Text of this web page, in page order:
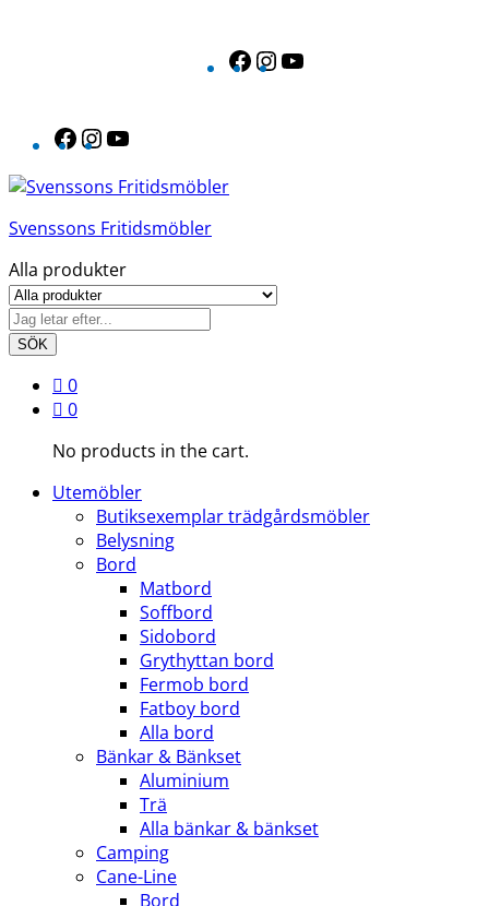
Facebook
Instagram
Facebook
Instagram
Svenssons Fritidsmöbler
Alla produkter
SÖK
0
0
No products in the cart.
Utemöbler
Butiksexemplar trädgårdsmöbler
Belysning
Bord
Matbord
Soffbord
Sidobord
Grythyttan bord
Fermob bord
Fatboy bord
Alla bord
Bänkar & Bänkset
Aluminium
Trä
Alla bänkar & bänkset
Camping
Cane-Line
Bord